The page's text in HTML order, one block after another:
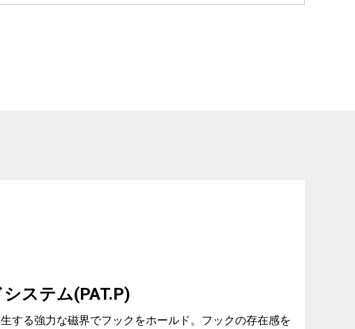
ステム(PAT.P)
する強力な磁界でフックをホールド。フックの存在感を